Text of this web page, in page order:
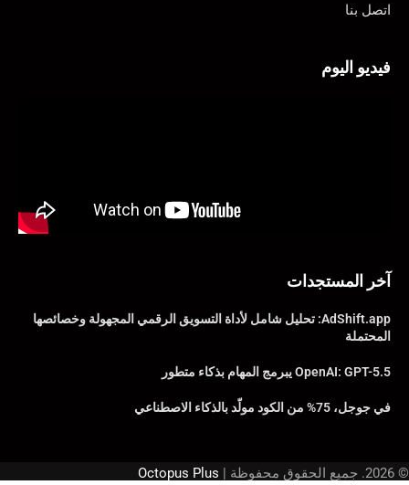
اتصل بنا
فيديو اليوم
آخر المستجدات
AdShift.app: تحليل شامل لأداة التسويق الرقمي المجهولة وخصائصها
المحتملة
OpenAI: GPT-5.5 يبرمج المهام بذكاء متطور
في جوجل، 75% من الكود مولّد بالذكاء الاصطناعي
© 2026. جميع الحقوق محفوظة | Octopus Plus